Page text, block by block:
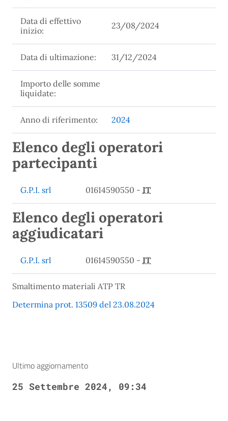
Data di effettivo
inizio:
23/08/2024
Data di ultimazione: 31/12/2024
Importo delle somme
liquidate:
Anno di riferimento: 2024
Elenco degli operatori
partecipanti
G.P.I. srl 01614590550 - IT
Elenco degli operatori
aggiudicatari
G.P.I. srl 01614590550 - IT
Smaltimento materiali ATP TR
Determina prot. 13509 del 23.08.2024
Ultimo aggiornamento
25 Settembre 2024, 09:34